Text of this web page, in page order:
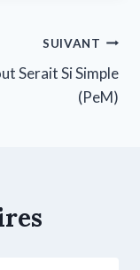
SUIVANT
Serait Si Simple
(PeM)